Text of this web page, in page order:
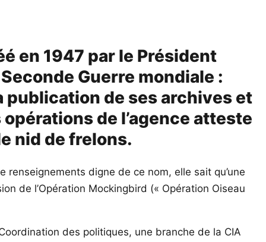
en 1947 par le Président
Guerre mondiale :
publication de ses archives et
de l’agence atteste
nid de frelons.
digne de ce nom, elle sait qu’une
de l’Opération Mockingbird (« Opération Oiseau
des politiques, une branche de la CIA